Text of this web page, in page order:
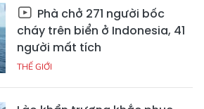
Phà chở 271 người bốc
cháy trên biển ở Indonesia, 41
người mất tích
THẾ GIỚI